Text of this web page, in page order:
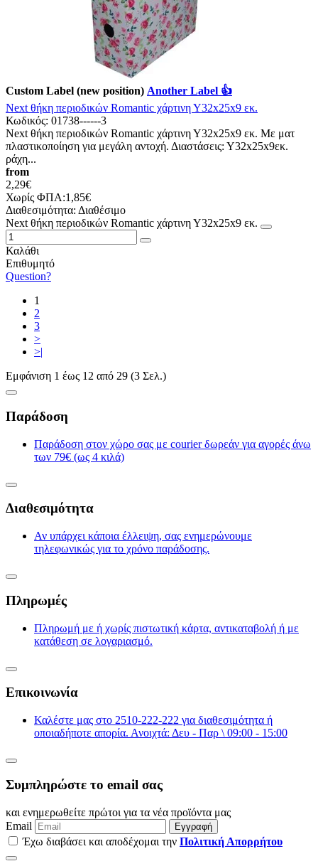
Custom Label (new position) Another Label 👍
Next θήκη περιοδικών Romantic χάρτινη Υ32x25x9 εκ.
Κωδικός: 01738------3
Next θήκη περιοδικών Romantic χάρτινη Υ32x25x9 εκ. Με ματ
πλαστικοποίηση για μεγάλη αντοχή. Διαστάσεις: Υ32x25x9εκ.
ράχη...
from
2,29€
Χωρίς ΦΠΑ:1,85€
Διαθεσιμότητα: Διαθέσιμο
Next θήκη περιοδικών Romantic χάρτινη Υ32x25x9 εκ.
Καλάθι
Επιθυμητό
Question?
1
2
3
>
>|
Εμφάνιση 1 έως 12 από 29 (3 Σελ.)
Παράδοση
Παράδοση στον χώρο σας με courier δωρεάν για αγορές άνω
των 79€ (ως 4 κιλά)
Διαθεσιμότητα
Αν υπάρχει κάποια έλλειψη, σας ενημερώνουμε
τηλεφωνικώς για το χρόνο παράδοσης.
Πληρωμές
Πληρωμή με ή χωρίς πιστωτική κάρτα, αντικαταβολή ή με
κατάθεση σε λογαριασμό.
Επικοινωνία
Καλέστε μας στο 2510-222-222 για διαθεσιμότητα ή
οποιαδήποτε απορία. Ανοιχτά: Δευ - Παρ \ 09:00 - 15:00
Συμπληρώστε το email σας
και ενημερωθείτε πρώτοι για τα νέα προϊόντα μας
Email
Εγγραφή
Έχω διαβάσει και αποδέχομαι την Πολιτική Απορρήτου